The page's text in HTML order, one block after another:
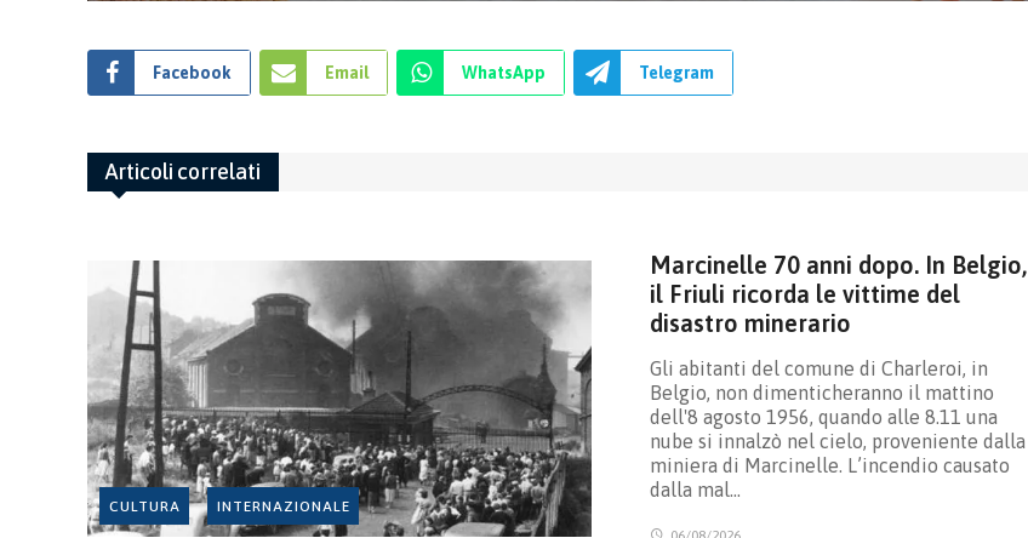
Facebook Email WhatsApp Telegram
Articoli correlati
CULTURA INTERNAZIONALE
Marcinelle 70 anni dopo. In Belgio,
il Friuli ricorda le vittime del
disastro minerario
Gli abitanti del comune di Charleroi, in
Belgio, non dimenticheranno il mattino
dell'8 agosto 1956, quando alle 8.11 una
nube si innalzò nel cielo, proveniente dalla
miniera di Marcinelle. L’incendio causato
dalla mal…